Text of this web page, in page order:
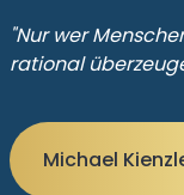
"Nur wer
rational
Michael